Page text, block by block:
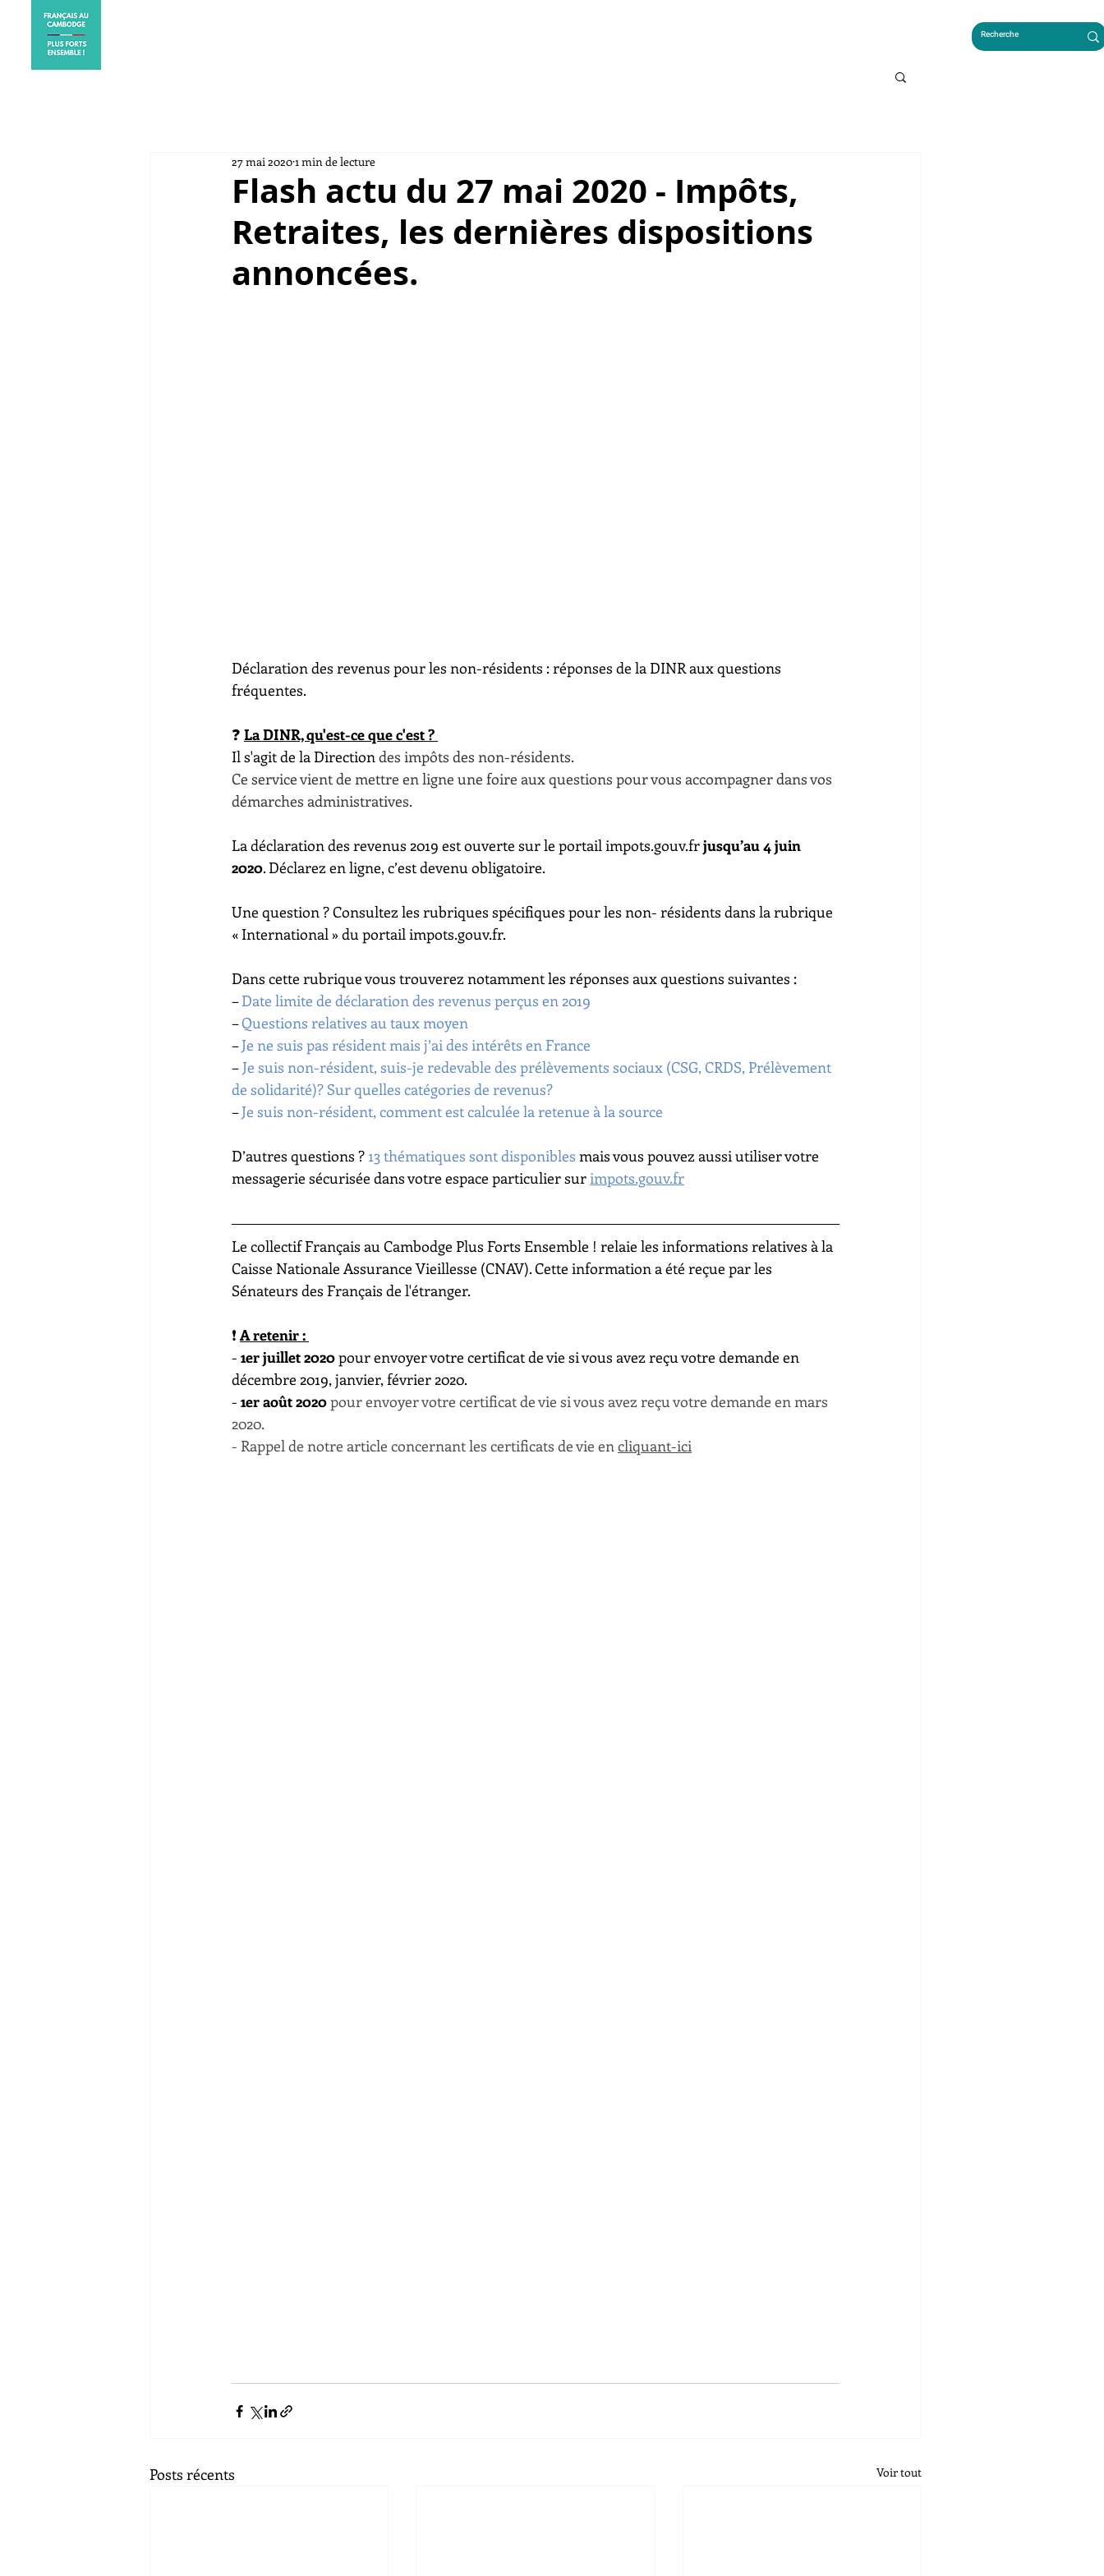
Flash actu du 27 mai 2020 - Impôts,
Retraites, les dernières dispositions
annoncées.
27 mai 20201 min de lecture
Déclaration des revenus pour les non-résidents : réponses de la DINR aux questions
fréquentes.
❓ La DINR, qu'est-ce que c'est ?
Il s'agit de la Direction des impôts des non-résidents.
Ce service vient de mettre en ligne une foire aux questions pour vous accompagner dans vos
démarches administratives.
La déclaration des revenus 2019 est ouverte sur le portail impots.gouv.fr jusqu’au 4 juin
2020. Déclarez en ligne, c’est devenu obligatoire.
Une question ? Consultez les rubriques spécifiques pour les non- résidents dans la rubrique
« International » du portail impots.gouv.fr.
Dans cette rubrique vous trouverez notamment les réponses aux questions suivantes :
– Date limite de déclaration des revenus perçus en 2019
– Questions relatives au taux moyen
– Je ne suis pas résident mais j’ai des intérêts en France
– Je suis non-résident, suis-je redevable des prélèvements sociaux (CSG, CRDS, Prélèvement
de solidarité)? Sur quelles catégories de revenus?
– Je suis non-résident, comment est calculée la retenue à la source
D’autres questions ? 13 thématiques sont disponibles mais vous pouvez aussi utiliser votre
messagerie sécurisée dans votre espace particulier sur impots.gouv.fr
Le collectif Français au Cambodge Plus Forts Ensemble ! relaie les informations relatives à la
Caisse Nationale Assurance Vieillesse (CNAV). Cette information a été reçue par les
Sénateurs des Français de l'étranger.
❗ A retenir :
- 1er juillet 2020 pour envoyer votre certificat de vie si vous avez reçu votre demande en
décembre 2019, janvier, février 2020.
- 1er août 2020pour envoyer votre certificat de vie si vous avez reçu votre demande en mars
2020.
- Rappel de notre article concernant les certificats de vie en cliquant-ici
Posts récents Voir tout